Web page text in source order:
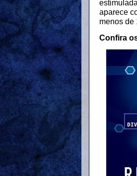
aparece
menos de
Confira